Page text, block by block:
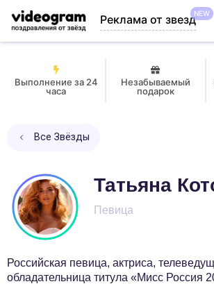
Реклама от звездNEW
Выполнение за 24
часа
Незабываемый
подарок
Все Звёзды
Татьяна
Певица
Российская певица, актриса,
обладательница титула «Мисс Россия